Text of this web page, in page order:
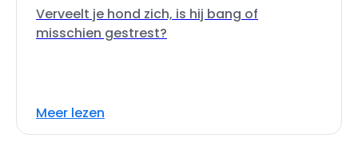
Verveelt je hond zich, is hij bang of
misschien gestrest?
Meer lezen